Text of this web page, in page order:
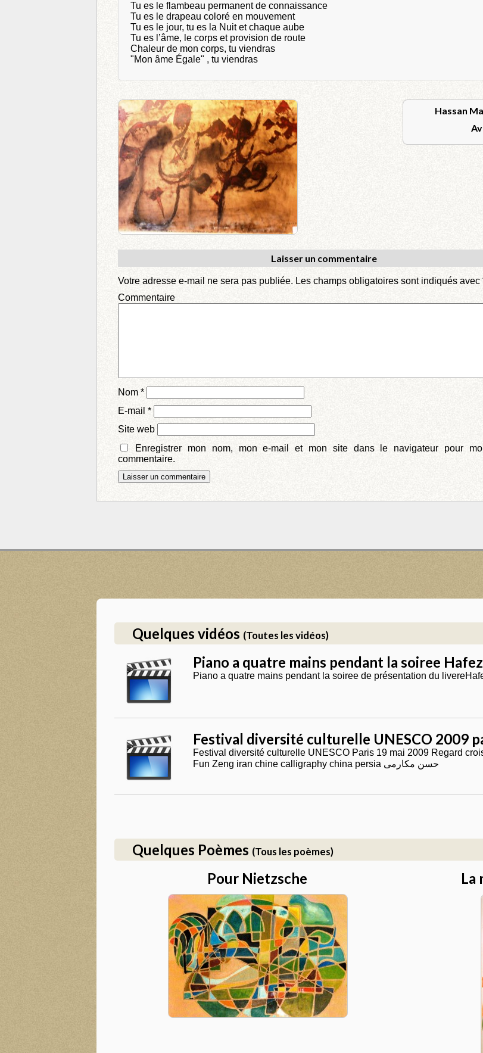
Tu es le flambeau permanent de connaissance
Tu es le drapeau coloré en mouvement
Tu es le jour, tu es la Nuit et chaque aube
Tu es l’âme, le corps et provision de route
Chaleur de mon corps, tu viendras
"Mon âme Égale" , tu viendras
Hassan
Laisser un commentaire
Votre adresse e-mail ne sera pas publiée. Les champs obligatoires sont indiqués avec
Nom *
E-mail *
Site web
Enregistrer mon nom, mon e-mail et mon site dans le navigateur pour
commentaire.
Quelques vidéos (Toutes les vidéos)
Piano a quatre mains pendant la soiree
Piano a quatre mains pendant la soiree de présentation du
Festival diversité culturelle UNESCO 2009
Festival diversité culturelle UNESCO Paris 19 mai 2009 Regard
Fun Zeng iran chine calligraphy china persia حسن مکارمی
Quelques Poèmes (Tous les poèmes)
Pour Nietzsche La